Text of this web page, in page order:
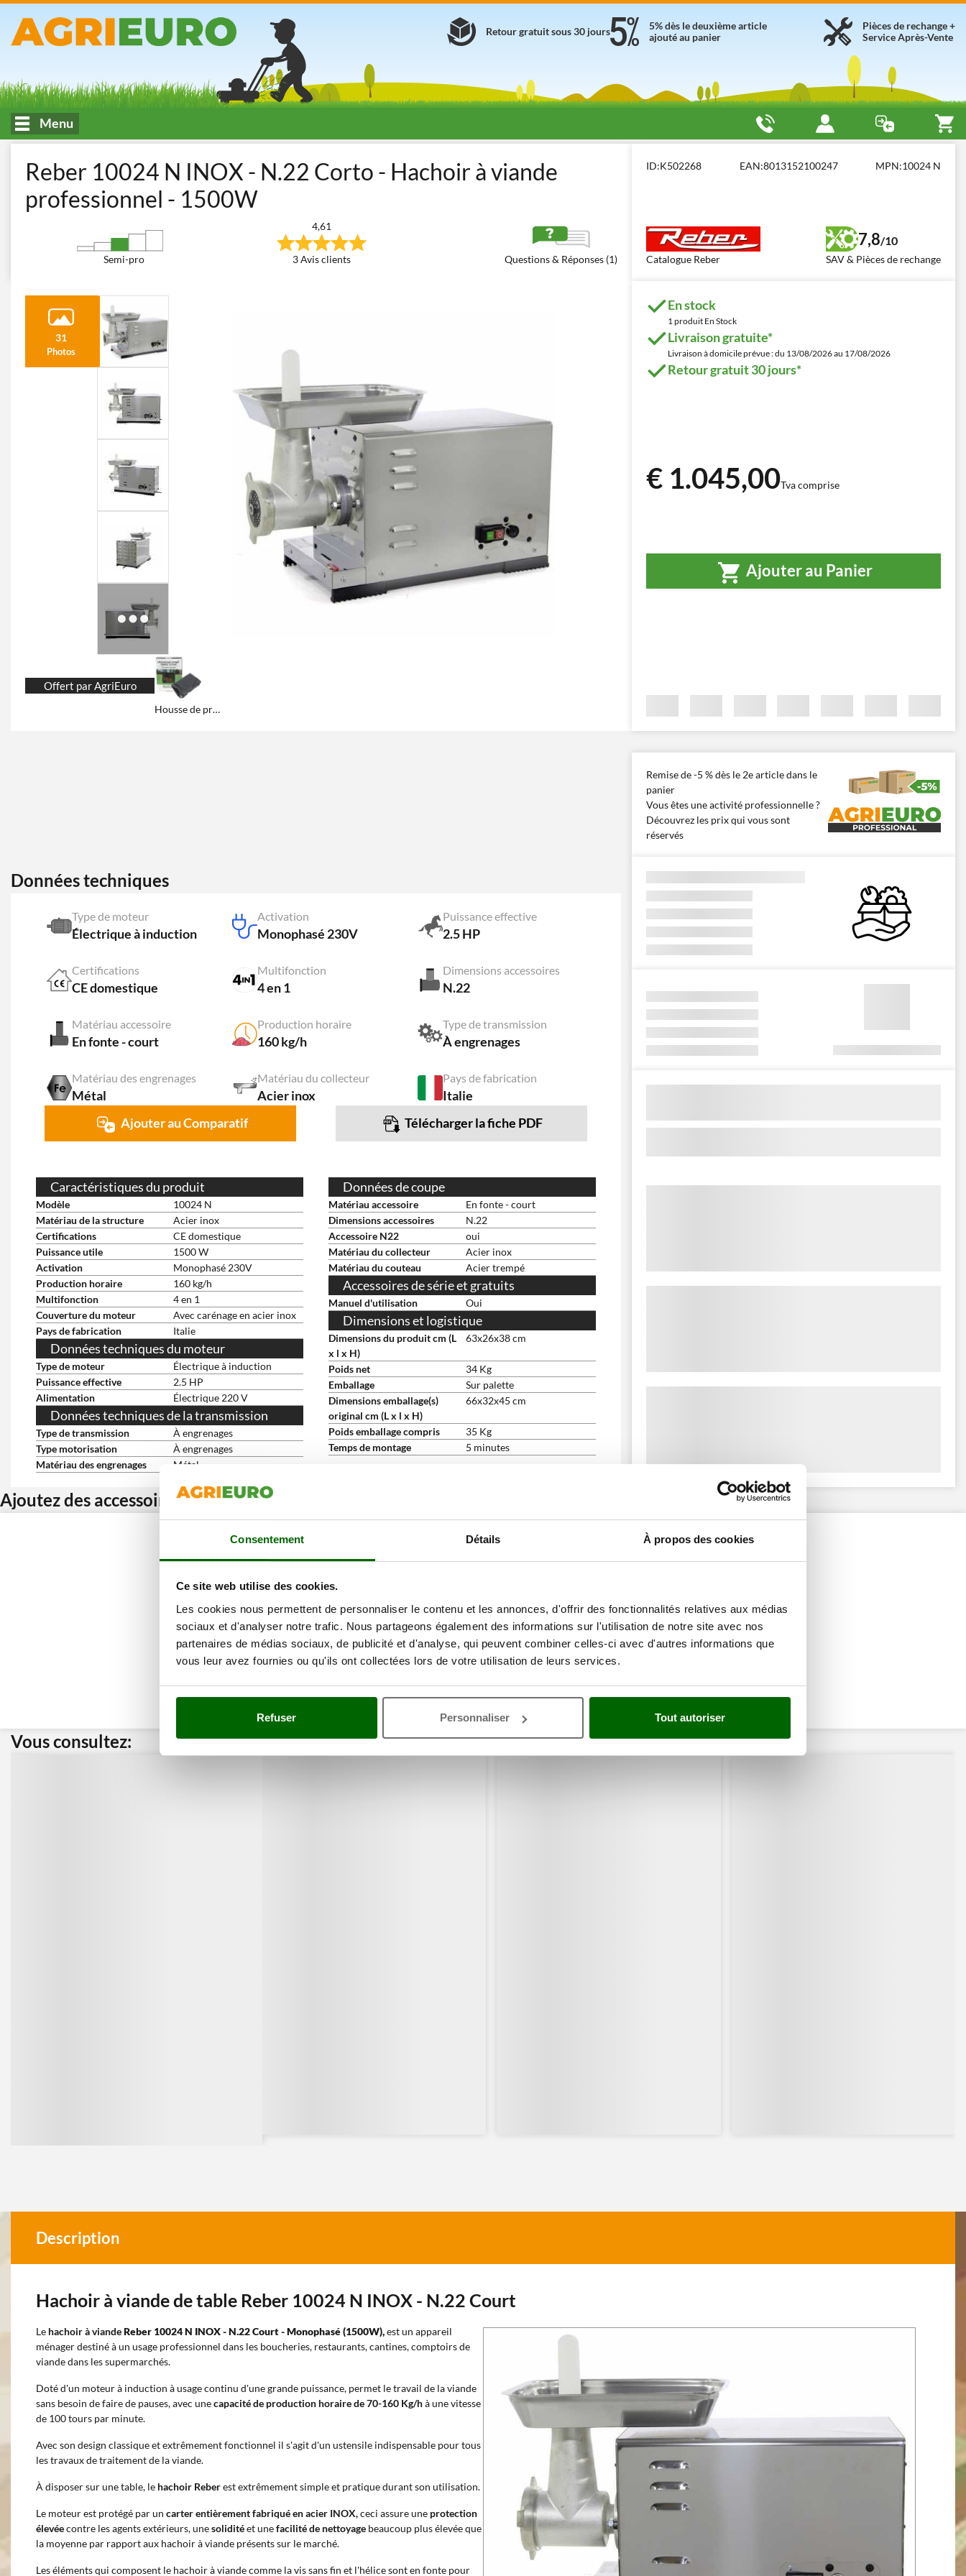
Consentement Détails À propos des cookies
Ce site web utilise des cookies.
Les cookies nous permettent de personnaliser le contenu et les annonces, d'offrir des fonctionnalités relatives aux médias
sociaux et d'analyser notre trafic. Nous partageons également des informations sur l'utilisation de notre site avec nos
partenaires de médias sociaux, de publicité et d'analyse, qui peuvent combiner celles-ci avec d'autres informations que
vous leur avez fournies ou qu'ils ont collectées lors de votre utilisation de leurs services.
Refuser Personnaliser Tout autoriser
Pièces de rechange +
Service Après-Vente
5% dès le deuxième article
ajouté au panier
Retour gratuit sous 30 jours
Menu
Reber 10024 N INOX - N.22 Corto - Hachoir à viande
professionnel - 1500W
Semi-pro
4,61
3 Avis clients Questions & Réponses (1)
ID:K502268 EAN:8013152100247 MPN:10024 N
Catalogue Reber
7,8/10
SAV & Pièces de rechange
31
Photos
Offert par AgriEuro
Housse de protection et remisage
En stock
1 produit En Stock
Livraison gratuite*
Livraison à domicile prévue : du 13/08/2026 au 17/08/2026
Retour gratuit 30 jours*
€ 1.045,00Tva comprise
Ajouter au Panier
Données techniques
Type de moteur
Électrique à induction
Activation
Monophasé 230V
Puissance effective
2.5 HP
Certifications
CE domestique
Multifonction
4 en 1
Dimensions accessoires
N.22
Matériau accessoire
En fonte - court
Production horaire
160 kg/h
Type de transmission
À engrenages
Matériau des engrenages
Métal
Matériau du collecteur
Acier inox
Pays de fabrication
Italie
Ajouter au Comparatif Télécharger la fiche PDF
Caractéristiques du produit
Modèle
10024 N
Matériau de la structure
Acier inox
Certifications
CE domestique
Puissance utile
1500 W
Activation
Monophasé 230V
Production horaire
160 kg/h
Multifonction
4 en 1
Couverture du moteur
Avec carénage en acier inox
Pays de fabrication
Italie
Données techniques du moteur
Type de moteur
Électrique à induction
Puissance effective
2.5 HP
Alimentation
Électrique 220 V
Données techniques de la transmission
Type de transmission
À engrenages
Type motorisation
À engrenages
Matériau des engrenages
Métal
Données de coupe
Matériau accessoire
En fonte - court
Dimensions accessoires
N.22
Accessoire N22
oui
Matériau du collecteur
Acier inox
Matériau du couteau
Acier trempé
Accessoires de série et gratuits
Manuel d'utilisation Oui
Dimensions et logistique
Dimensions du produit cm (L
x l x H)
63x26x38 cm
Poids net
34 Kg
Emballage
Sur palette
Dimensions emballage(s)
original cm (L x l x H)
66x32x45 cm
Poids emballage compris
35 Kg
Temps de montage
5 minutes
Remise de -5 % dès le 2e article dans le
panier
Vous êtes une activité professionnelle ?
Découvrez les prix qui vous sont
réservés
Ajoutez des accessoires et bénéficiez d’une remise
Vous consultez: Nos clients ont consulté également ces articles:
Description
Hachoir à viande de table Reber 10024 N INOX - N.22 Court
Le hachoir à viandeReber 10024 N INOX - N.22 Court - Monophasé (1500W),est un appareil
ménager destiné à un usage professionnel dans les boucheries, restaurants, cantines, comptoirs de
viande dans les supermarchés.
Doté d'un moteur à induction à usage continu d'une grande puissance, permet le travail de la viande
sans besoin de faire de pauses, avec unecapacité de production horaire de 70-160 Kg/hà une vitesse
de 100 tours par minute.
Avec son design classique et extrêmement fonctionnel il s'agit d'un ustensile indispensable pour tous
les travaux de traitement de la viande.
À disposer sur une table, le hachoir Reberest extrêmement simple et pratique durant son utilisation.
Le moteur est protégé par un carter entièrement fabriqué en acier INOX,ceci assure une protection
élevéecontre les agents extérieurs, unesoliditéet unefacilité de nettoyage beaucoup plus élevée que
la moyenne par rapport aux hachoir à viande présents sur le marché.
Les éléments qui composent le hachoir à viande comme la vis sans fin et l'hélice sont en fonte pour